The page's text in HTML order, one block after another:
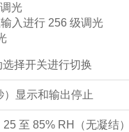
光
入进行 256 级调光
择开关进行切换
显示和输出停止
至 85% RH（无凝结）